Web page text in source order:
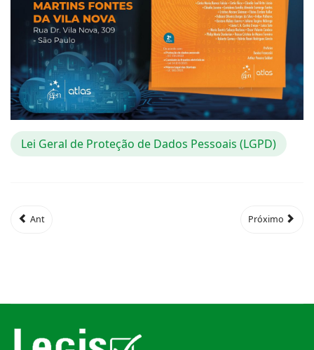
Lei Geral de Proteção de Dados Pessoais (LGPD)
Ant Próximo